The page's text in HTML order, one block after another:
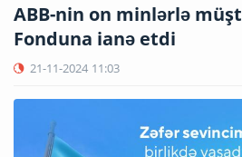
ABB-nin on minlərlə
Fonduna ianə etdi
21-11-2024 11:03